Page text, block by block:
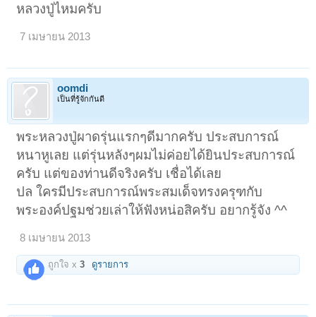
หลวงปู่ไหมครับ
7 เมษายน 2013
oomdi
เป็นที่รู้จักกันดี
พระหลวงปู่ผาดรุ่นแรกๆดีมากครับ ประสบการณ์
หนาหูเลย แต่รุ่นหลังๆผมไม่ค่อยได้ยินประสบการณ์
ครับ แต่ของท่านดีจริงครับ เชื่อได้เลย
ปล ใครมีประสบการณ์พระสมเด็จทรงครุฑกับ
พระองค์ปฐมช่วยเล่าให้ฟังหน่อสิครับ อยากรู้จัง ^^
8 เมษายน 2013
ถูกใจ x3 ดูรายการ